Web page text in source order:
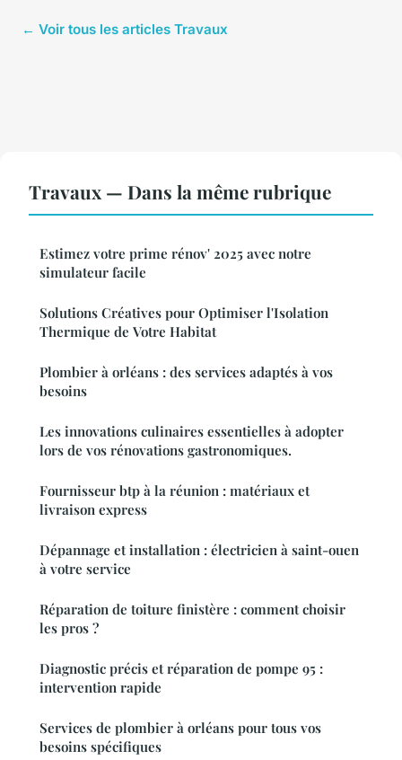
← Voir tous les articles Travaux
Travaux — Dans la même rubrique
Estimez votre prime rénov' 2025 avec notre
simulateur facile
Solutions Créatives pour Optimiser l'Isolation
Thermique de Votre Habitat
Plombier à orléans : des services adaptés à vos
besoins
Les innovations culinaires essentielles à adopter
lors de vos rénovations gastronomiques.
Fournisseur btp à la réunion : matériaux et
livraison express
Dépannage et installation : électricien à saint-ouen
à votre service
Réparation de toiture finistère : comment choisir
les pros ?
Diagnostic précis et réparation de pompe 95 :
intervention rapide
Services de plombier à orléans pour tous vos
besoins spécifiques